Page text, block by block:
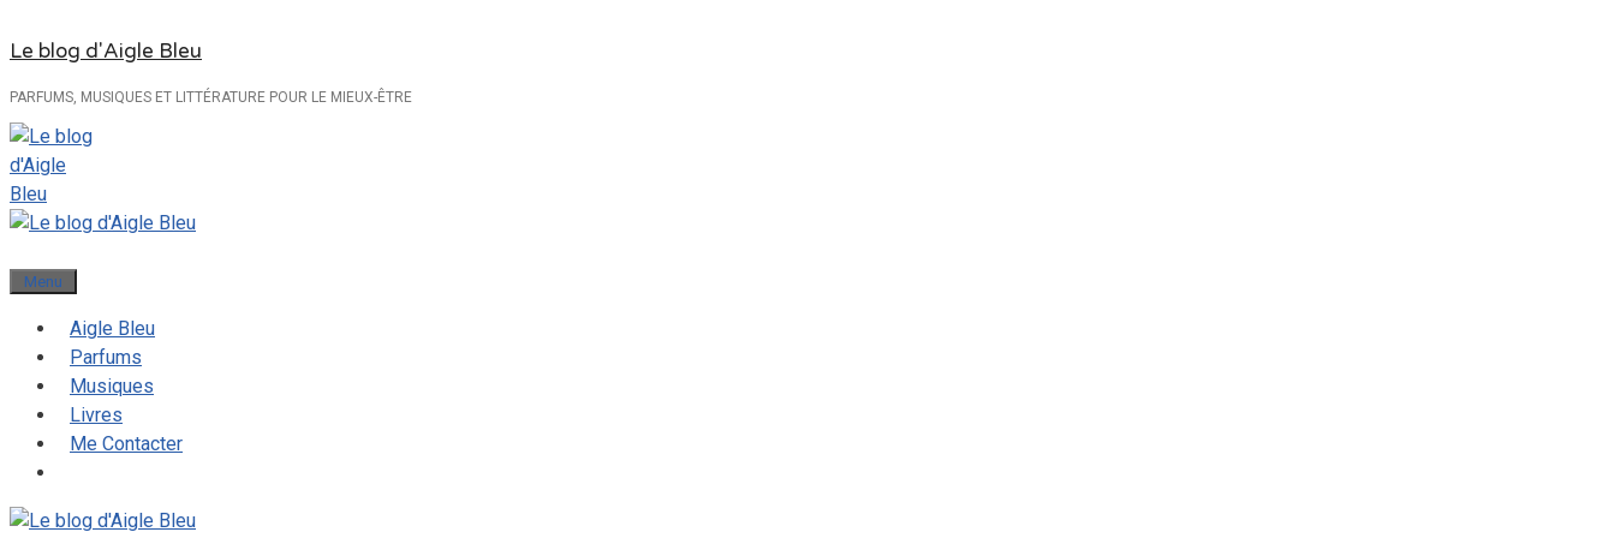
au
Le blog d'Aigle Bleu
PARFUMS, MUSIQUES ET LITTÉRATURE POUR LE MIEUX-ÊTRE
Menu
Aigle Bleu
Parfums
Musiques
Livres
Me Contacter